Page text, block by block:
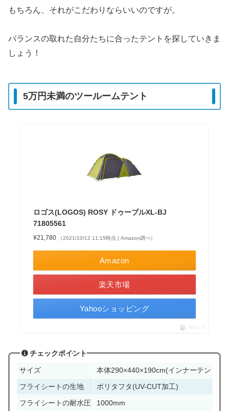
もちろん、それがこだわりならいいのですが。
バランスの取れた自分たちに合ったテントを探していきま
しょう！
5万円未満のツールームテント
ロゴス(LOGOS) ROSY ドゥーブルXL-BJ
71805561
¥21,780 （2021/10/12 11:15時点 | Amazon調べ）
Amazon
楽天市場
Yahooショッピング
ポチップ
チェックポイント
サイズ
本体290×440×190cm(インナーテント
フライシートの生地
ポリタフタ(UV-CUT加工)
フライシートの耐水圧
1000mm